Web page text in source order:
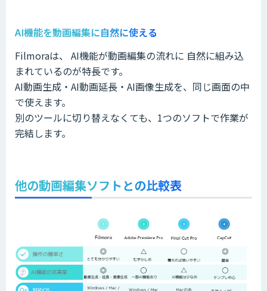
AI機能を動画編集に自然に使える
Filmoraは、 AI機能が動画編集の流れに 自然に組み込
まれているのが特長です。
AI動画生成・AI動画延長・AI画像生成を、同じ画面の中
で使えます。
別のツールに切り替えなくても、1つのソフトで作業が
完結します。
他の動画編集ソフトとの比較表